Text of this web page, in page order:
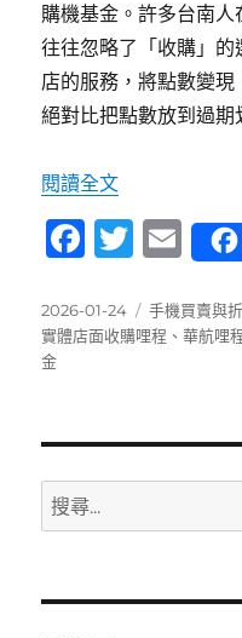
購機基金。許多台南人
往往忽略了「收購」的
店的服務，將點數變現
絕對比把點數放到過期
閱讀全文〈台南收購
F
c
e
o
o
k
T
it
te
E
m
ai
l
發
佈
日
2026-01-24
分
類
手機買賣與
實體店面收購哩程 、華航哩
金
搜
尋
鍵